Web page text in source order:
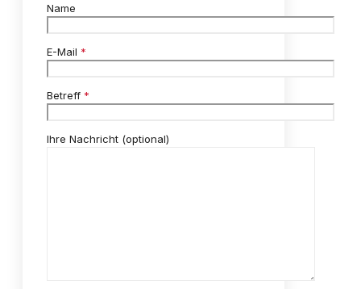
Name
E-Mail *
Betreff *
Ihre Nachricht (optional)